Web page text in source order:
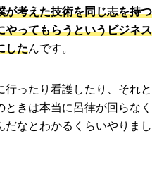
が考えた技術を同じ志を持つ
やってもらうというビジネス
したんです。
ったり看護したり、それと
きは本当に呂律が回らなく
なとわかるくらいやりまし